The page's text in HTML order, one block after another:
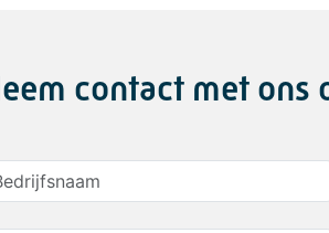
contact met ons